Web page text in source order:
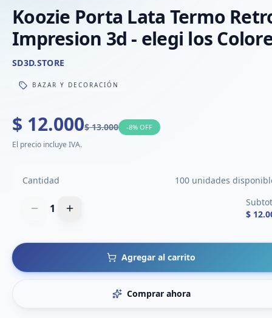
Koozie Porta Lata Termo
Impresion 3d - elegi los
SD3D.STORE
BAZAR Y DECORACIÓN
$ 12.000$ 13.000 -8% OFF
El precio incluye IVA.
Cantidad 100 unidades
1
$
Agregar al carrito
Comprar ahora